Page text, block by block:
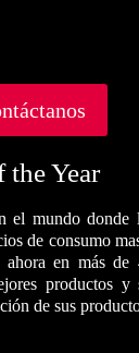
the Year
mundo donde
de consumo
en más
productos y
de sus